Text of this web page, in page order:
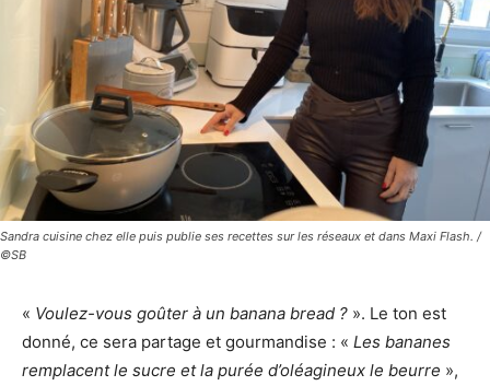
Sandra cuisine chez elle puis publie ses recettes sur les réseaux et dans Maxi Flash. /
©SB
« Voulez-vous goûter à un banana bread ? ». Le ton est
donné, ce sera partage et gourmandise : « Les bananes
remplacent le sucre et la purée d’oléagineux le beurre »,